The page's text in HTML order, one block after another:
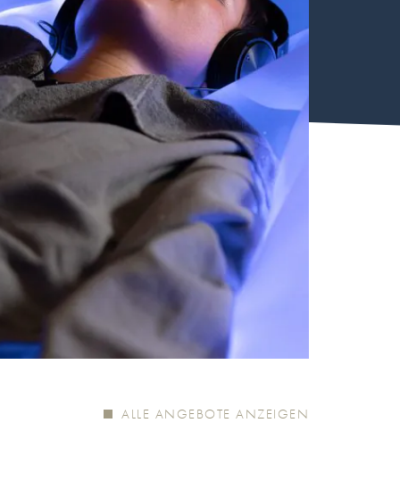
ALLE ANGEBOTE ANZEIGEN